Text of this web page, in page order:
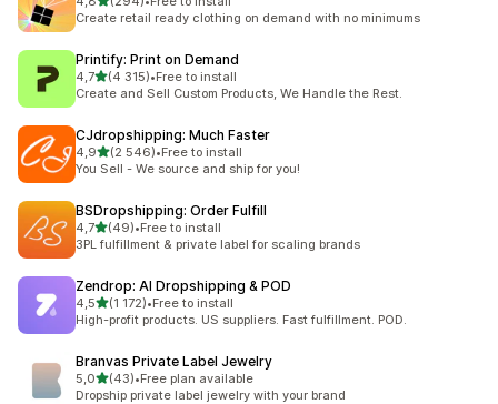
Łączna liczba recenzji: 294
Create retail ready clothing on demand with no minimums
Printify: Print on Demand
4,7na 5 gwiazdek
(4 315)
Łączna liczba recenzji: 4315
•Free to install
Create and Sell Custom Products, We Handle the Rest.
CJdropshipping: Much Faster
4,9na 5 gwiazdek
(2 546)
Łączna liczba recenzji: 2546
•Free to install
You Sell - We source and ship for you!
BSDropshipping: Order Fulfill
4,7na 5 gwiazdek
(49)
Łączna liczba recenzji: 49
•Free to install
3PL fulfillment & private label for scaling brands
Zendrop: AI Dropshipping & POD
4,5na 5 gwiazdek
(1 172)
Łączna liczba recenzji: 1172
•Free to install
High-profit products. US suppliers. Fast fulfillment. POD.
Branvas Private Label Jewelry
5,0na 5 gwiazdek
(43)
Łączna liczba recenzji: 43
•Free plan available
Dropship private label jewelry with your brand